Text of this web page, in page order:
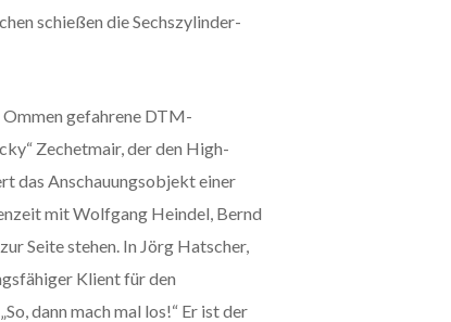
schießen die Sechszylinder-
Ommen gefahrene DTM-
Zechetmair, der den High-
das Anschauungsobjekt einer
mit Wolfgang Heindel, Bernd
Seite stehen. In Jörg Hatscher,
Klient für den
dann mach mal los!“ Er ist der